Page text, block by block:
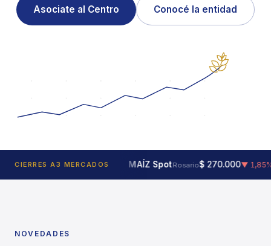
Asociate al Centro Conocé la entidad
CIERRES A3 MERCADOS
▲ 0,41% MAÍZ Spot Rosario $ 270.000▼ 1,85%
NOVEDADES